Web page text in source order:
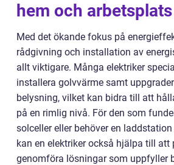
hem och arbetsplats
Med det ökande fokus på
rådgivning och installation av
allt viktigare. Många elektriker
installera golvvärme samt
belysning, vilket kan bidra till att
på en rimlig nivå. För den som
solceller eller behöver en
kan en elektriker också hjälpa till att
genomföra lösningar som uppfyller